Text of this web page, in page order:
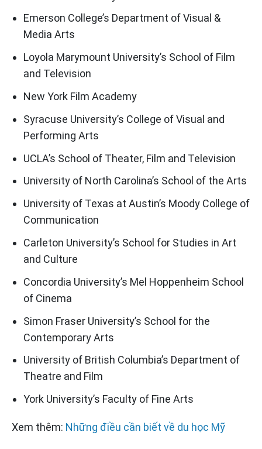
Emerson College’s Department of Visual &
Media Arts
Loyola Marymount University’s School of Film
and Television
New York Film Academy
Syracuse University’s College of Visual and
Performing Arts
UCLA’s School of Theater, Film and Television
University of North Carolina’s School of the Arts
University of Texas at Austin’s Moody College of
Communication
Carleton University’s School for Studies in Art
and Culture
Concordia University’s Mel Hoppenheim School
of Cinema
Simon Fraser University’s School for the
Contemporary Arts
University of British Columbia’s Department of
Theatre and Film
York University’s Faculty of Fine Arts
Xem thêm: Những điều cần biết về du học Mỹ